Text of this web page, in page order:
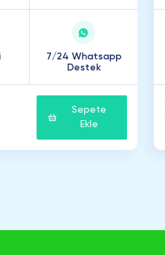
7/24 Whatsapp
Destek
Sepete
Ekle